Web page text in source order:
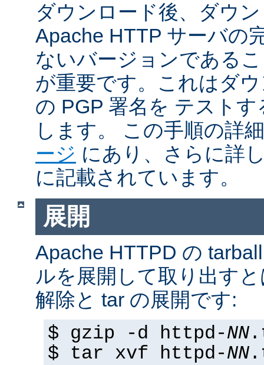
ダウンロード後、ダウ
Apache HTTP サーバの
ないバージョンである
が重要です。これはダ
の PGP 署名を テスト
します。 この手順の詳
ージ にあり、さらに詳
に記載されています。
展開
Apache HTTPD の
ルを展開して取り出す
解除と tar の展開です:
$ gzip -d httpd-NN
$ tar xvf httpd-NN